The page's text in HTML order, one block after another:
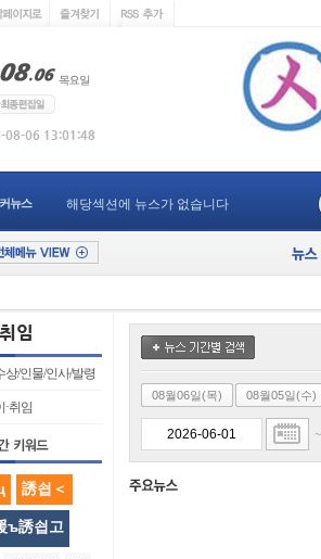
뉴스 해당섹션에 뉴스가 없습니다
상/인물/인사/발령
·취임
誘쇱＜
ъ誘쇱고
08월06일(목) 08월05일(수)
~